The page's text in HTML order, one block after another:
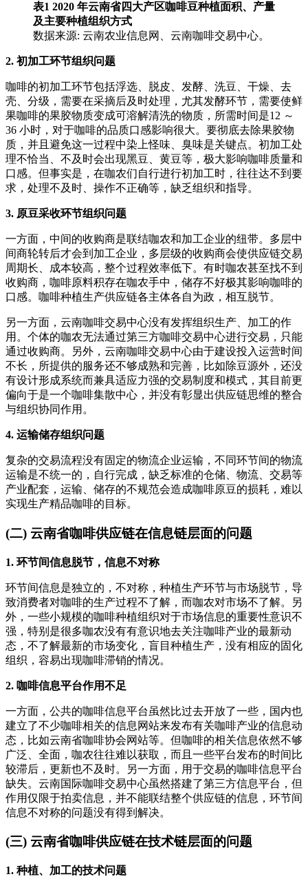
表1 2020 年云南省四大产区咖啡豆种植面积、产量
及主要种植组织方式
数据来源: 云南农业信息网、云南咖啡交易中心。
2. 初加工环节组织问题
咖啡的初加工环节包括浮选、脱皮、发酵、洗豆、干燥、去
壳、分级，需要在采摘后及时处理，尤其发酵环节，需要使鲜
果咖啡的果胶物质变成可溶解清洗的物质，所需时间是12 ～
36 小时，对于咖啡的品质口感影响很大。要彻底去除果胶物
质，并且避免这一过程中染上怪味、臭味是关键点。初加工处
理不恰当、不及时会出现黑豆、黄豆等，极大影响咖啡质量和
口感。但事实是，在咖农们自行进行初加工时，往往达不到要
求，处理不及时、操作不正确等，缺乏组织和指导。
3. 原豆采收环节组织问题
一方面，中间的收购商是联结咖农和加工企业的纽带。多层中
间商轮转后才会到加工企业，多层级的收购商会使供应链交易
周期长、成本较高，整个过程效率低下。有时咖农甚至找不到
收购商，咖啡原料积存在咖农手中，储存不好极其影响咖啡的
口感。咖啡种植生产供应链各主体各自为政，相互脱节。
另一方面，云南咖啡交易中心没有发挥组织生产、加工的作
用。个体的咖农无法通过第三方咖啡交易中心进行交易，只能
通过收购商。另外，云南咖啡交易中心由于建设投入运营时间
不长，所提供的服务还不够成熟和完善，比如除豆源外，还没
有设计形成系统而兼具适应力强的交易制度和模式，其目前更
偏向于是一个咖啡集散中心，并没有彰显出供应链思维的整合
与组织协同作用。
4. 运输储存组织问题
复杂的交易流程没有固定的物流企业运输，不同环节间的物流
运输是不统一的，自行完成，缺乏标准的仓储、物流、交易等
产业配套，运输、储存的不规范会造成咖啡原豆的损耗，难以
实现生产精品咖啡的目标。
(二) 云南省咖啡供应链在信息链层面的问题
1. 环节间信息脱节，信息不对称
环节间信息是独立的，不对称，种植生产环节与市场脱节，导
致消费者对咖啡的生产过程不了解，而咖农对市场不了解。另
外，一些小规模的咖啡种植组织对于市场信息的重要性意识不
强，特别是很多咖农没有有意识地去关注咖啡产业的最新动
态，不了解最新的市场变化，盲目种植生产，没有相应的固化
组织，容易出现咖啡滞销的情况。
2. 咖啡信息平台作用不足
一方面，公共的咖啡信息平台虽然比过去开放了一些，国内也
建立了不少咖啡相关的信息网站来发布有关咖啡产业的信息动
态，比如云南省咖啡协会网站等。但咖啡的相关信息依然不够
广泛、全面，咖农往往难以获取，而且一些平台发布的时间比
较滞后，更新也不及时。另一方面，用于交易的咖啡信息平台
缺失。云南国际咖啡交易中心虽然搭建了第三方信息平台，但
作用仅限于拍卖信息，并不能联结整个供应链的信息，环节间
信息不对称的问题没有得到解决。
(三) 云南省咖啡供应链在技术链层面的问题
1. 种植、加工的技术问题